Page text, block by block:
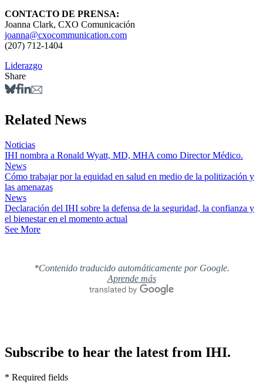
CONTACTO DE PRENSA:
Joanna Clark, CXO Comunicación
joanna@cxocommunication.com
(207) 712-1404
Liderazgo
Share
Related News
Noticias
IHI nombra a Ronald Wyatt, MD, MHA como Director Médico.
News
Cómo trabajar por la equidad en salud en medio de la politización y
las amenazas
News
Declaración del IHI sobre la defensa de la seguridad, la confianza y
el bienestar en el momento actual
See More
*Contenido traducido automáticamente por Google.
Aprende más
Subscribe to hear the latest from IHI.
* Required fields